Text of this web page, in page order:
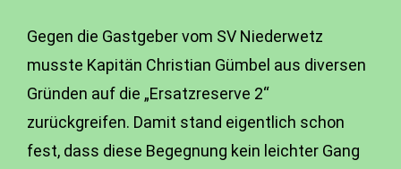
Gegen die Gastgeber vom SV Niederwetz
musste Kapitän Christian Gümbel aus diversen
Gründen auf die „Ersatzreserve 2“
zurückgreifen. Damit stand eigentlich schon
fest, dass diese Begegnung kein leichter Gang